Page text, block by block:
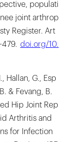
populati
joint arthrop
Register. Art
doi.org/10.
Hallan, G., Esp
& Fevang, B.
Hip Joint Rep
Arthritis and
for Infection